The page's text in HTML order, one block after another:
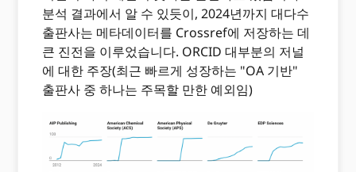
분석 결과에서 알 수 있듯이, 2024년까지 대다수
출판사는 메타데이터를 Crossref에 저장하는 데
큰 진전을 이루었습니다. ORCID 대부분의 저널
에 대한 주장(최근 빠르게 성장하는 "OA 기반"
출판사 중 하나는 주목할 만한 예외임)